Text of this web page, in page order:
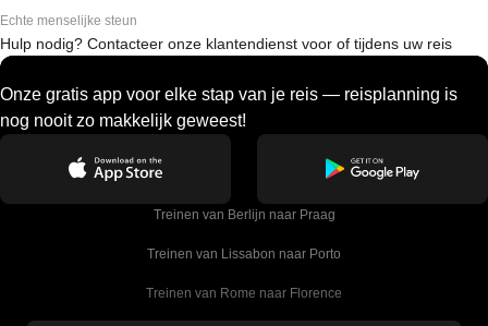
Echte menselijke steun
Hulp nodig? Contacteer onze klantendienst voor of tijdens uw reis
Onze gratis app voor elke stap van je reis — reisplanning is
nog nooit zo makkelijk geweest!
Treinen van Berlijn naar Praag
Treinen van Lissabon naar Porto
Treinen van Rome naar Florence